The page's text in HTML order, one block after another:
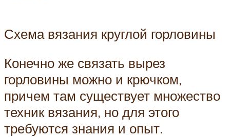
Схема вязания круглой горловины
Конечно же связать вырез
горловины можно и крючком,
причем там существует множество
техник вязания, но для этого
требуются знания и опыт.